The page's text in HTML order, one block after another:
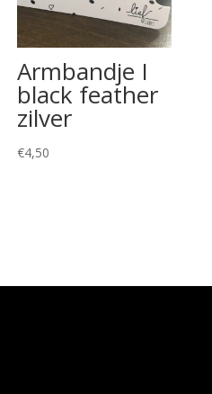
Armbandje I
black feather
zilver
€4,50